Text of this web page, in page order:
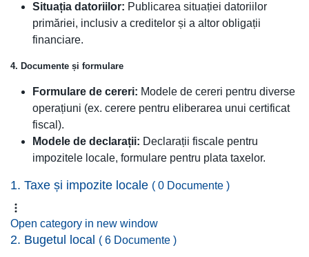
Situația datoriilor: Publicarea situației datoriilor
primăriei, inclusiv a creditelor și a altor obligații
financiare.
4. Documente și formulare
Formulare de cereri: Modele de cereri pentru diverse
operațiuni (ex. cerere pentru eliberarea unui certificat
fiscal).
Modele de declarații: Declarații fiscale pentru
impozitele locale, formulare pentru plata taxelor.
1. Taxe și impozite locale ( 0 Documente )
Open category in new window
2. Bugetul local ( 6 Documente )